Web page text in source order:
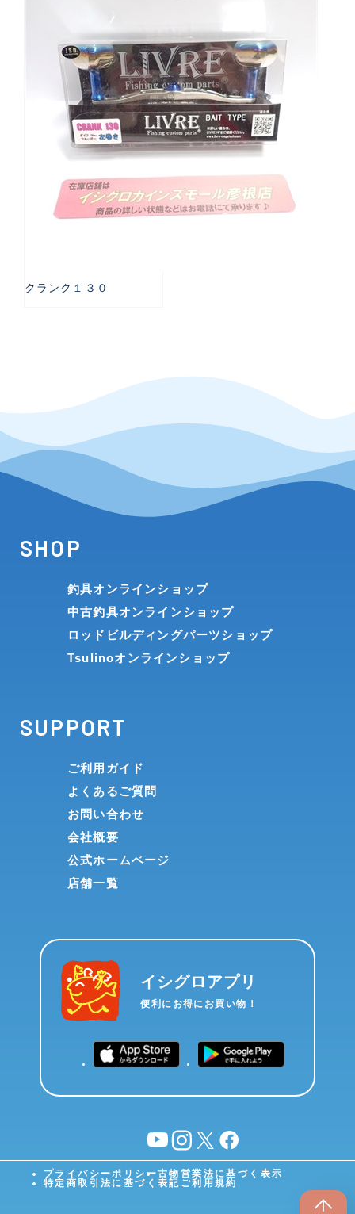
クランク１３０
SHOP
釣具オンラインショップ
中古釣具オンラインショップ
ロッドビルディングパーツショップ
Tsulinoオンラインショップ
SUPPORT
ご利用ガイド
よくあるご質問
お問い合わせ
会社概要
公式ホームページ
店舗一覧
イシグロアプリ
便利にお得にお買い物！
YouTubeinstagram
X facebook
プライバシーポリシー古物営業法に基づく表示
特定商取引法に基づく表記 ご利用規約